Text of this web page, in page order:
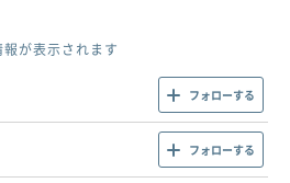
いては、下記プライバシーポ
い。
提供先のプライバシーポリシ
扱われます。
バシーポリシー等については
が表示されます
フォローする
フォローする